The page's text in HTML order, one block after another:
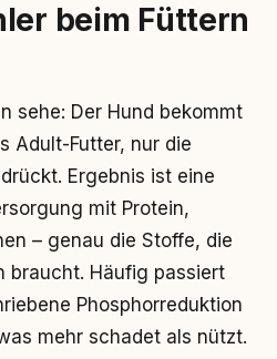
beim Füttern
sehe: Der Hund bekommt
Adult-Futter, nur die
Ergebnis ist eine
mit Protein,
– genau die Stoffe, die
braucht. Häufig passiert
Phosphorreduktion
mehr schadet als nützt.